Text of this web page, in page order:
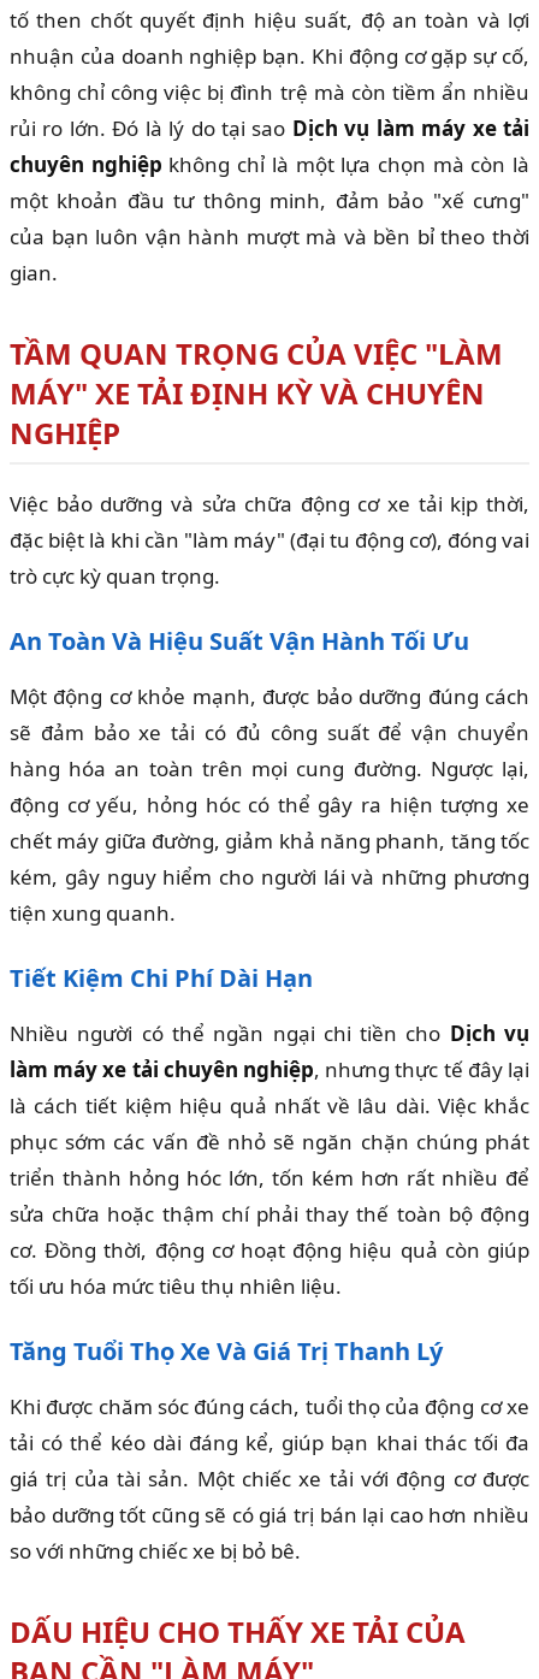
tố then chốt quyết định hiệu suất, độ an toàn và lợi
nhuận của doanh nghiệp bạn. Khi động cơ gặp sự cố,
không chỉ công việc bị đình trệ mà còn tiềm ẩn nhiều
rủi ro lớn. Đó là lý do tại sao Dịch vụ làm máy xe tải
chuyên nghiệp không chỉ là một lựa chọn mà còn là
một khoản đầu tư thông minh, đảm bảo "xế cưng"
của bạn luôn vận hành mượt mà và bền bỉ theo thời
gian.
TẦM QUAN TRỌNG CỦA VIỆC "LÀM
MÁY" XE TẢI ĐỊNH KỲ VÀ CHUYÊN
NGHIỆP
Việc bảo dưỡng và sửa chữa động cơ xe tải kịp thời,
đặc biệt là khi cần "làm máy" (đại tu động cơ), đóng vai
trò cực kỳ quan trọng.
An Toàn Và Hiệu Suất Vận Hành Tối Ưu
Một động cơ khỏe mạnh, được bảo dưỡng đúng cách
sẽ đảm bảo xe tải có đủ công suất để vận chuyển
hàng hóa an toàn trên mọi cung đường. Ngược lại,
động cơ yếu, hỏng hóc có thể gây ra hiện tượng xe
chết máy giữa đường, giảm khả năng phanh, tăng tốc
kém, gây nguy hiểm cho người lái và những phương
tiện xung quanh.
Tiết Kiệm Chi Phí Dài Hạn
Nhiều người có thể ngần ngại chi tiền cho Dịch vụ
làm máy xe tải chuyên nghiệp, nhưng thực tế đây lại
là cách tiết kiệm hiệu quả nhất về lâu dài. Việc khắc
phục sớm các vấn đề nhỏ sẽ ngăn chặn chúng phát
triển thành hỏng hóc lớn, tốn kém hơn rất nhiều để
sửa chữa hoặc thậm chí phải thay thế toàn bộ động
cơ. Đồng thời, động cơ hoạt động hiệu quả còn giúp
tối ưu hóa mức tiêu thụ nhiên liệu.
Tăng Tuổi Thọ Xe Và Giá Trị Thanh Lý
Khi được chăm sóc đúng cách, tuổi thọ của động cơ xe
tải có thể kéo dài đáng kể, giúp bạn khai thác tối đa
giá trị của tài sản. Một chiếc xe tải với động cơ được
bảo dưỡng tốt cũng sẽ có giá trị bán lại cao hơn nhiều
so với những chiếc xe bị bỏ bê.
DẤU HIỆU CHO THẤY XE TẢI CỦA